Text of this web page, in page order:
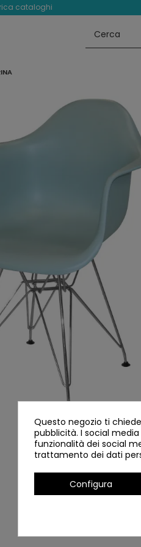
cataloghi
Questo negozio ti
pubblicità. I social
funzionalità dei social
trattamento dei dati
Configura